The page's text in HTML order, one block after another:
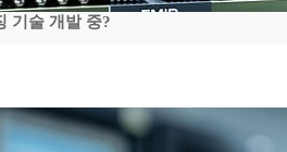
기술 개발 중?